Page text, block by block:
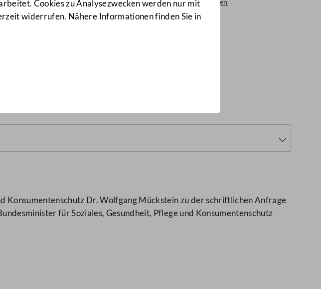
Cookies zu Analysezwecken werden nur mit
widerrufen. Nähere Informationen finden Sie in
Beantwortungen
8443/AB
Konsumentenschutz Dr. Wolfgang Mückstein zu der schriftlichen Anfrage
für Soziales, Gesundheit, Pflege und Konsumentenschutz